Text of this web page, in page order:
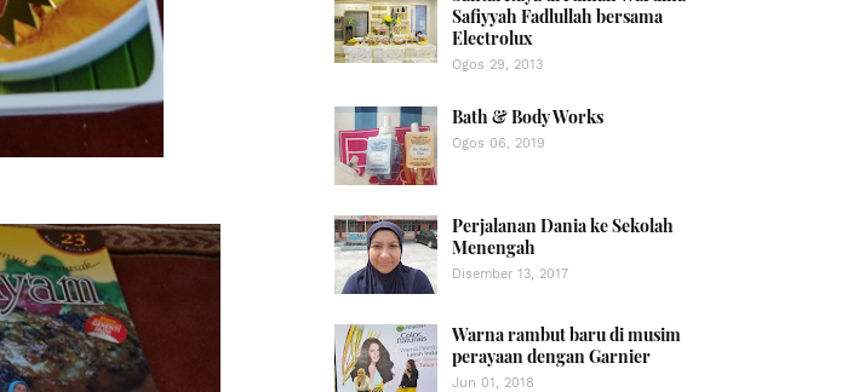
Safiyyah Fadlullah bersama
Electrolux
Ogos 29, 2013
Bath & Body Works
Ogos 06, 2019
Perjalanan Dania ke Sekolah
Menengah
Disember 13, 2017
Warna rambut baru di musim
perayaan dengan Garnier
Jun 01, 2018